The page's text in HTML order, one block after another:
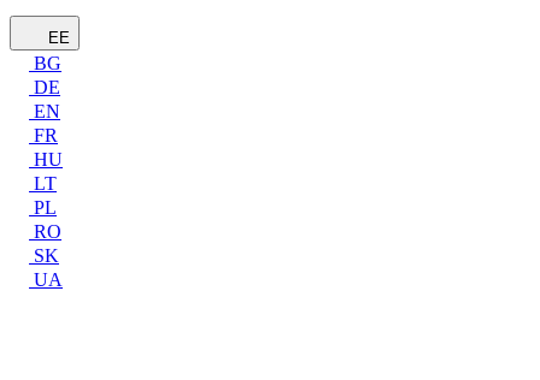
EE
BG
DE
EN
FR
HU
LT
PL
RO
SK
UA